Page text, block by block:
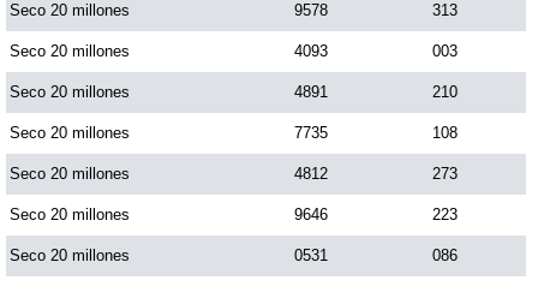
Seco 20 millones 9578 313
Seco 20 millones 4093 003
Seco 20 millones 4891 210
Seco 20 millones 7735 108
Seco 20 millones 4812 273
Seco 20 millones 9646 223
Seco 20 millones 0531 086